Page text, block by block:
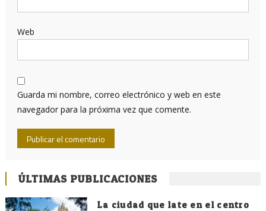
Web
Guarda mi nombre, correo electrónico y web en este
navegador para la próxima vez que comente.
ÚLTIMAS PUBLICACIONES
La ciudad que late en el centro